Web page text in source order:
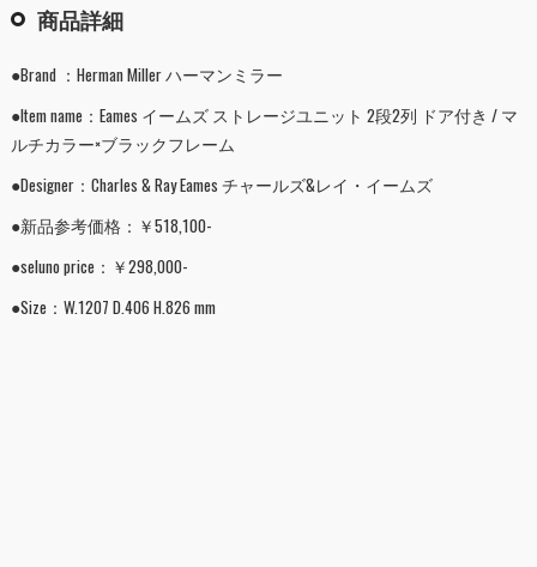
商品詳細
●Brand ：Herman Miller ハーマンミラー
●Item name：Eames イームズ ストレージユニット 2段2列 ドア付き / マ
ルチカラー×ブラックフレーム
●Designer：Charles & Ray Eames チャールズ&レイ・イームズ
●新品参考価格：￥518,100-
●seluno price：￥298,000-
●Size：W.1207 D.406 H.826 mm